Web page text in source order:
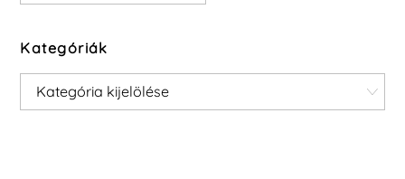
Kategóriák
Kategóriák